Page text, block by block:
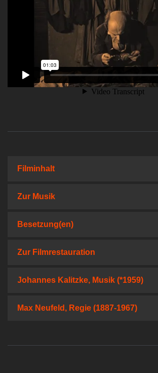
Filminhalt
Zur Musik
Besetzung(en)
Zur Filmrestauration
Johannes Kalitzke, Musik (*1959)
Max Neufeld, Regie (1887-1967)